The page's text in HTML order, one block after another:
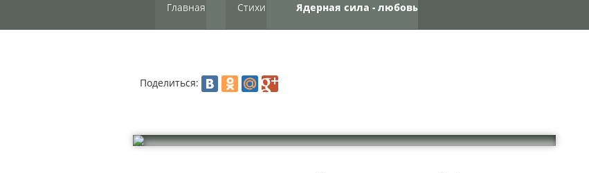
Главная Стихи Ядерная сила - любовь
Поделиться: